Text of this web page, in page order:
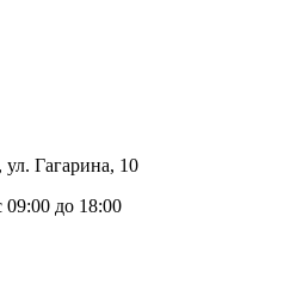
ул. Гагарина, 10
до 18:00